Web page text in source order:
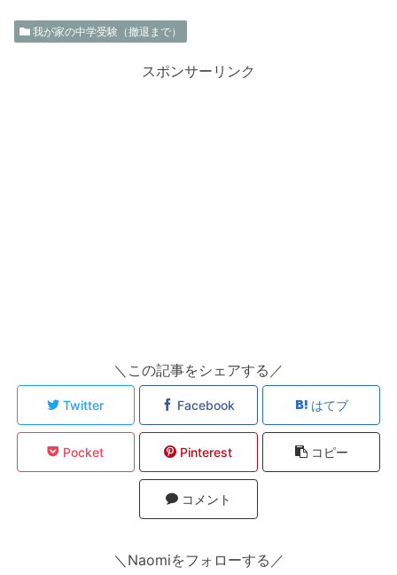
我が家の中学受験（撤退まで）
スポンサーリンク
＼この記事をシェアする／
Twitter Facebook はてブ
Pocket Pinterest コピー
コメント
＼Naomiをフォローする／